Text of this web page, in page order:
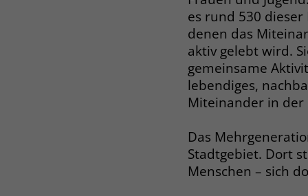
es rund 530 dieser
denen das
aktiv gelebt wird.
gemeinsame
lebendiges,
Miteinander in der
Das
Stadtgebiet. Dort
Menschen – sich